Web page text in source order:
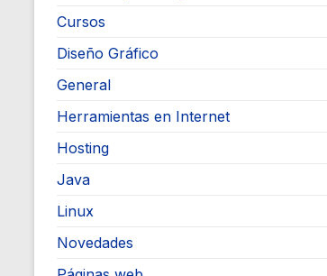
Cursos
Diseño Gráfico
General
Herramientas en Internet
Hosting
Java
Linux
Novedades